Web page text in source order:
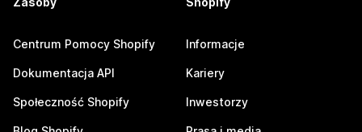
Centrum Pomocy Shopify
Dokumentacja API
Społeczność Shopify
Informacje
Kariery
Inwestorzy